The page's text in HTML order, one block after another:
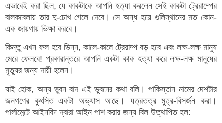
এভাবেই করা ছিল, যে কাকটাকে আপনি হত্যা করলেন সেই কাকটা ট্রেরাম্পের
বালকবেলায় তার দু-চোখ গেলে দেবে। সে অন্ধ হয়ে গুলিস্থানের মত কোন-
এক জায়গায় ভিক্ষা করবে।
কিন্তু এখন ফল হবে ভিন্ন, কালে-কালে ট্রেরাম্প বড় হবে এবং লক্ষ-লক্ষ মানুষ
মেরে ফেলবে!প্রকারান্তরে আপনি একটা কাক হত্যা করে লক্ষ-লক্ষ মানুষের
মৃত্যুর জন্য দায়ী হলেন।
যাই হোক, অন্য ভুবন বাদ এই ভুবনের কথা বলি। পাকিস্তান নামের দেশটার
জনগণের কুৎসিত একটা অভ্যাস আছে। যত্রতত্র মুত্র-বিসর্জন করা।
পার্লামেন্টে আইনবিদ দ্বারা আইন পাশ করার জন্য বিল উত্থাপিত হল: